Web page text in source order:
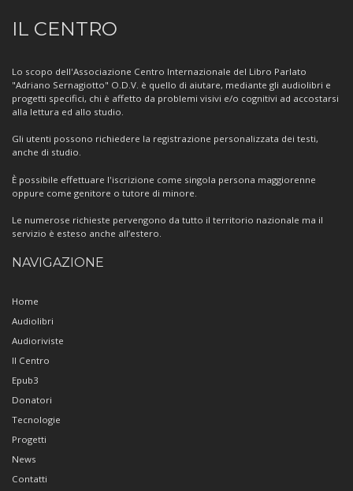
Informazioni
sul
Centro
IL CENTRO
Lo scopo dell'Associazione Centro Internazionale del Libro Parlato
"Adriano Sernagiotto" O.D.V. è quello di aiutare, mediante gli audiolibri e
progetti specifici, chi è affetto da problemi visivi e/o cognitivi ad accostarsi
alla lettura ed allo studio.
Gli utenti possono richiedere la registrazione personalizzata dei testi,
anche di studio.
È possibile effettuare l'iscrizione come singola persona maggiorenne
oppure come genitore o tutore di minore.
Le numerose richieste pervengono da tutto il territorio nazionale ma il
servizio è esteso anche all’estero.
NAVIGAZIONE
Home
Audiolibri
Audioriviste
Il Centro
Epub3
Donatori
Tecnologie
Progetti
News
Contatti